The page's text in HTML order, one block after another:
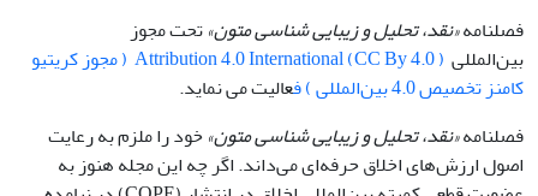
فصلنامه«نقد، تحلیل و زیبایی شناسی متون»تحت مجوز
بین‌المللی
Attribution 4.0 International (CC By 4.0 ) ( مجوز کریتیو
کامنز تخصیص 4.0 بین‌المللی ) ف
عالیت می نماید.
فصلنامه«نقد، تحلیل و زیبایی شناسی متون»خود را ملزم به رعایت
اصول ارزش‌های اخلاق حرفه‌ای می‌داند. اگر چه این مجله هنوز به